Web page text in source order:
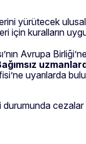
yürütecek
için kuralların
Avrupa
uyarılarda